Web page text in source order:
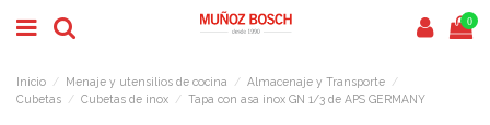
0
Inicio Menaje y utensilios de cocina
Almacenaje y Transporte
Cubetas
Cubetas de inox Tapa con asa inox GN 1/3 de APS GERMANY